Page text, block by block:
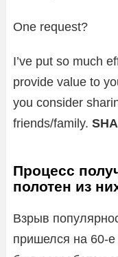
One request?
I’ve put so much
provide value to
you consider
friends/family.
Процесс
полотен из
Взрыв
пришелся на 60-е